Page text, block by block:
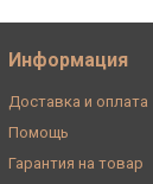
Информация
Доставка и оплата
Помощь
Гарантия на товар